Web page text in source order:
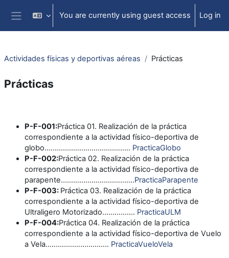
Skip to main content
Side panel
You are currently using guest access Log in
Actividades físicas y deportivas aéreas Prácticas
Prácticas
P-F-001:Práctica 01. Realización de la práctica
correspondiente a la actividad físico-deportiva de
globo.......................................... PracticaGlobo
P-F-002:Práctica 02. Realización de la práctica
correspondiente a la actividad físico-deportiva de
parapente....................................PracticaParapente
P-F-003: Práctica 03. Realización de la práctica
correspondiente a la actividad físico-deportiva de
Ultraligero Motorizado................ PracticaULM
P-F-004:Práctica 04. Realización de la práctica
correspondiente a la actividad físico-deportiva de Vuelo
a Vela............................... PracticaVueloVela